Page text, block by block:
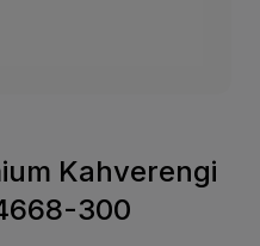
Kahverengi
300